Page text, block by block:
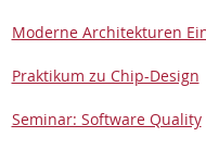
Mod­erne Ar­chitek­turen
Prak­tikum zu Chip-De­sign
Sem­i­nar: Soft­ware Qual­ity